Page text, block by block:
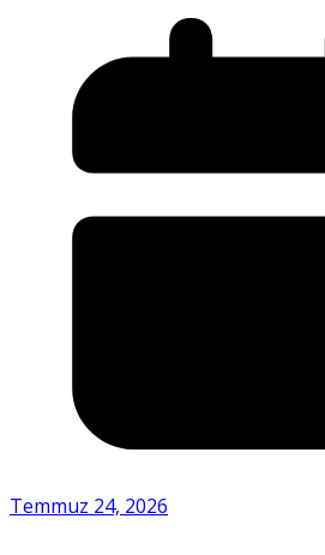
Temmuz 24, 2026